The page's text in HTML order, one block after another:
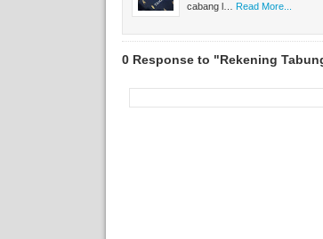
cabang l…
Read More...
0 Response to "Rekening